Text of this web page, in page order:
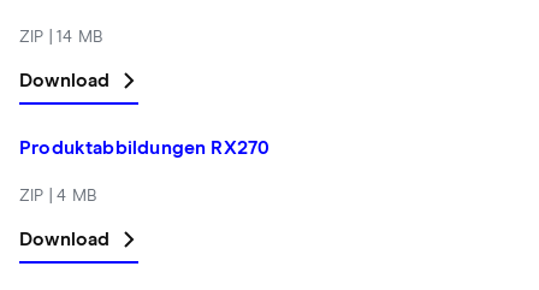
ZIP | 14 MB
Download
Produktabbildungen RX270
ZIP | 4 MB
Download